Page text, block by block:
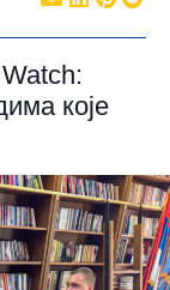
које